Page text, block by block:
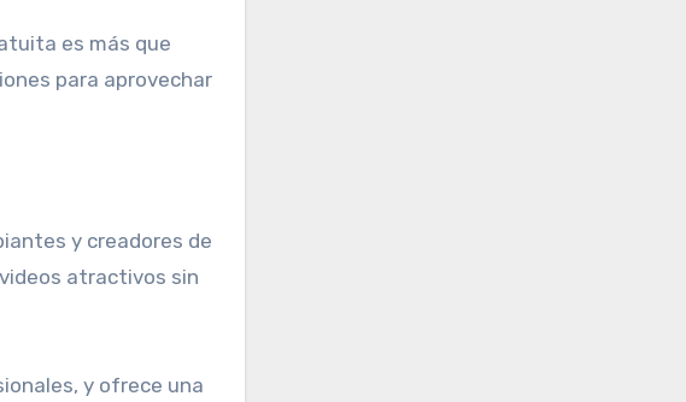
es más que
para aprovechar
y creadores de
atractivos sin
y ofrece una